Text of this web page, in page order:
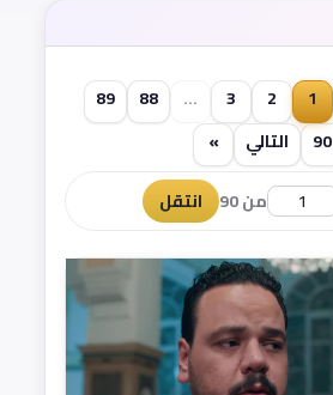
1
2
3
...
88
89
90
التالي
»
من 90 انتقل